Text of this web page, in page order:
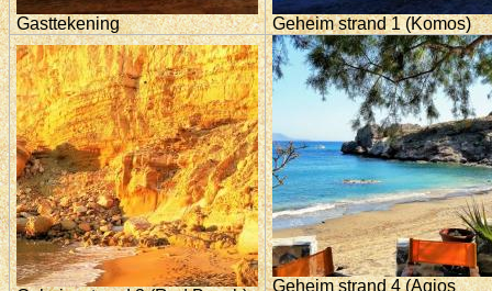
Gasttekening Geheim strand 1 (Komos)
Geheim strand 4 (Agios